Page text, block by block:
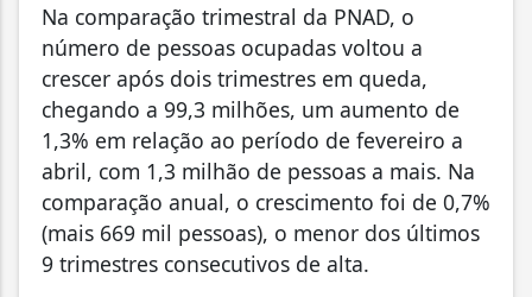
Na comparação trimestral da PNAD, o
número de pessoas ocupadas voltou a
crescer após dois trimestres em queda,
chegando a 99,3 milhões, um aumento de
1,3% em relação ao período de fevereiro a
abril, com 1,3 milhão de pessoas a mais. Na
comparação anual, o crescimento foi de 0,7%
(mais 669 mil pessoas), o menor dos últimos
9 trimestres consecutivos de alta.